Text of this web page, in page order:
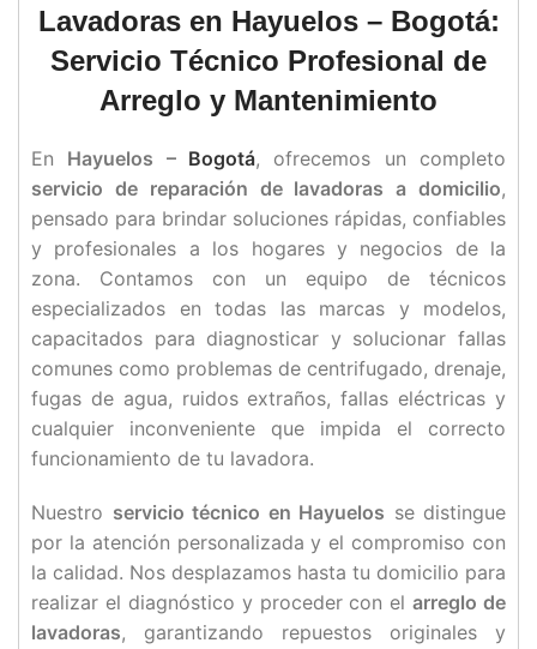
Lavadoras en Hayuelos – Bogotá:
Servicio Técnico Profesional de
Arreglo y Mantenimiento
En Hayuelos – Bogotá, ofrecemos un completo
servicio de reparación de lavadoras a domicilio,
pensado para brindar soluciones rápidas, confiables
y profesionales a los hogares y negocios de la
zona. Contamos con un equipo de técnicos
especializados en todas las marcas y modelos,
capacitados para diagnosticar y solucionar fallas
comunes como problemas de centrifugado, drenaje,
fugas de agua, ruidos extraños, fallas eléctricas y
cualquier inconveniente que impida el correcto
funcionamiento de tu lavadora.
Nuestro servicio técnico en Hayuelos se distingue
por la atención personalizada y el compromiso con
la calidad. Nos desplazamos hasta tu domicilio para
realizar el diagnóstico y proceder con elarreglo de
lavadoras, garantizando repuestos originales y